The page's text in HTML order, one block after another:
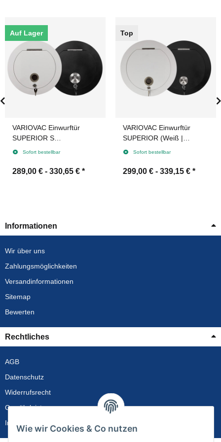
Auf Lager
VARIOVAC Einwurftür
SUPERIOR S
(Weiß|Schwarz) -
Sofort bestellbar
289,00 € - 330,65 € *
Top
VARIOVAC Einwurftür
SUPERIOR (Weiß |
Schwarz) -
Sofort bestellbar
299,00 € - 339,15 € *
Informationen
Wir über uns
Zahlungsmöglichkeiten
Versandinformationen
Sitemap
Bewerten
Rechtliches
AGB
Datenschutz
Widerrufsrecht
Gewährleistung
Impressum
Wie wir Cookies & Co nutzen